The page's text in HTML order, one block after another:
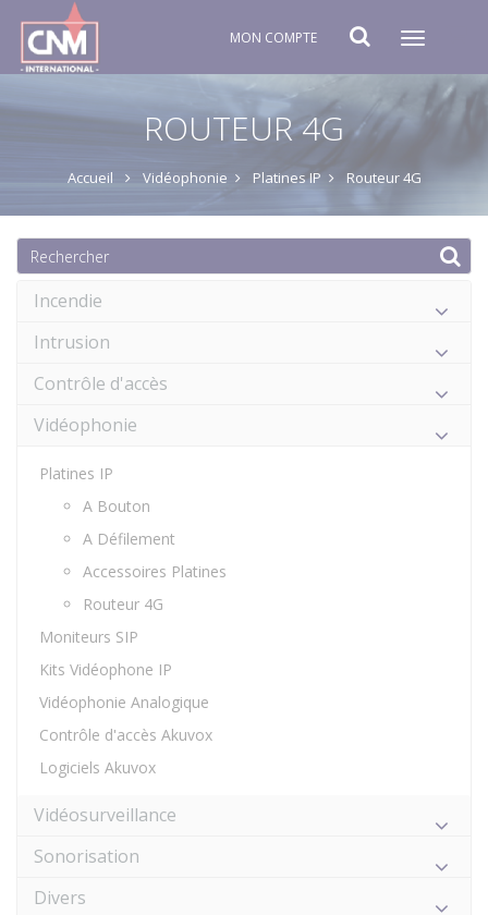
MON COMPTE
Toggle
ROUTEUR 4G
Accueil Vidéophonie Platines IP Routeur 4G
Incendie
Intrusion
Contrôle d'accès
Vidéophonie
Platines IP
A Bouton
A Défilement
Accessoires Platines
Routeur 4G
Moniteurs SIP
Kits Vidéophone IP
Vidéophonie Analogique
Contrôle d'accès Akuvox
Logiciels Akuvox
Vidéosurveillance
Sonorisation
Divers